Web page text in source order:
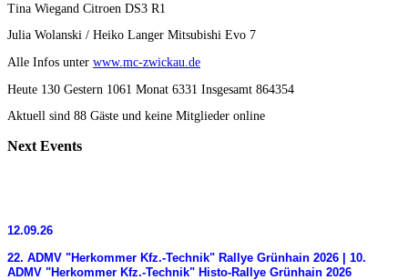
Tina Wiegand Citroen DS3 R1
Julia Wolanski / Heiko Langer Mitsubishi Evo 7
Alle Infos unter www.mc-zwickau.de
Heute 130 Gestern 1061 Monat 6331 Insgesamt 864354
Aktuell sind 88 Gäste und keine Mitglieder online
Next Events
12.09.26
22. ADMV "Herkommer Kfz.-Technik" Rallye Grünhain 2026 | 10.
ADMV "Herkommer Kfz.-Technik" Histo-Rallye Grünhain 2026